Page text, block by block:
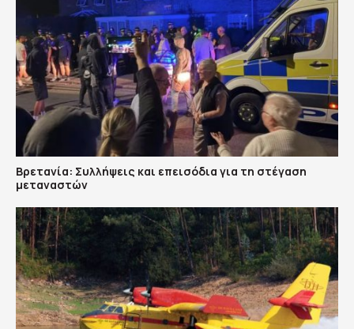
Βρετανία: Συλλήψεις και επεισόδια για τη στέγαση
μεταναστών